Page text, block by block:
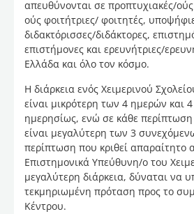
απευθύνονται σε προπτυχιακές/
ούς φοιτήτριες/ φοιτητές,
διδακτόρισσες/διδάκτορες,
επιστήμονες και ερευνήτριες/
Ελλάδα και όλο τον κόσμο.
Η διάρκεια ενός Χειμερινού
είναι μικρότερη των 4 ημερών και
ημερησίως, ενώ σε κάθε
είναι μεγαλύτερη των 3
περίπτωση που κριθεί απαραίτητο
Επιστημονικά Υπεύθυνη/ο του
μεγαλύτερη διάρκεια, δύναται να
τεκμηριωμένη πρόταση προς το
Κέντρου.